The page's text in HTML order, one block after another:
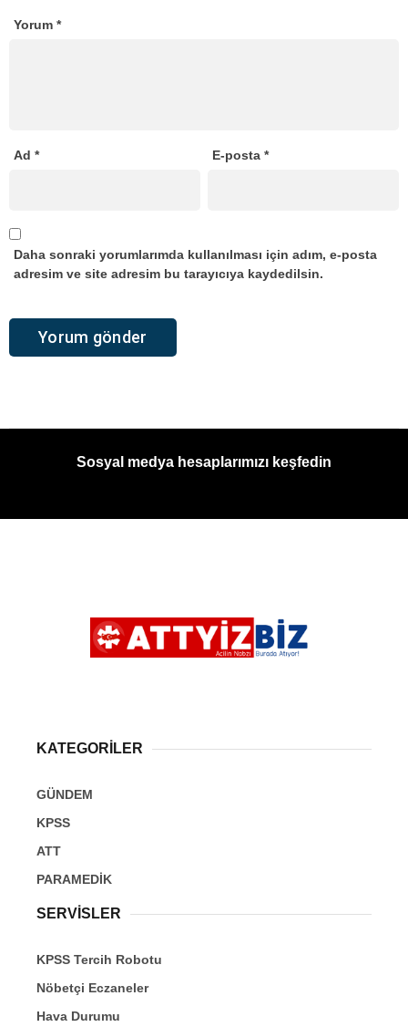
Yorum *
Ad * E-posta*
Daha sonraki yorumlarımda kullanılması için adım, e-posta
adresim ve site adresim bu tarayıcıya kaydedilsin.
Sosyal medya hesaplarımızı keşfedin
KATEGORİLER
GÜNDEM
KPSS
ATT
PARAMEDİK
SERVİSLER
KPSS Tercih Robotu
Nöbetçi Eczaneler
Hava Durumu